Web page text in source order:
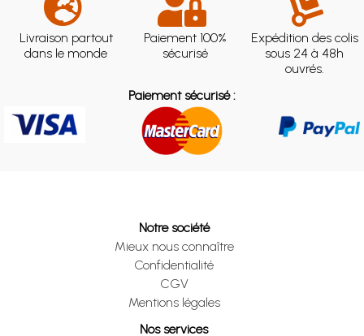
Livraison partout
dans le monde
Paiement 100%
sécurisé
Expédition des colis
sous 24 à 48h
ouvrés.
Paiement sécurisé :
Notre société
Mieux nous connaître
Confidentialité
CGV
Mentions légales
Nos services